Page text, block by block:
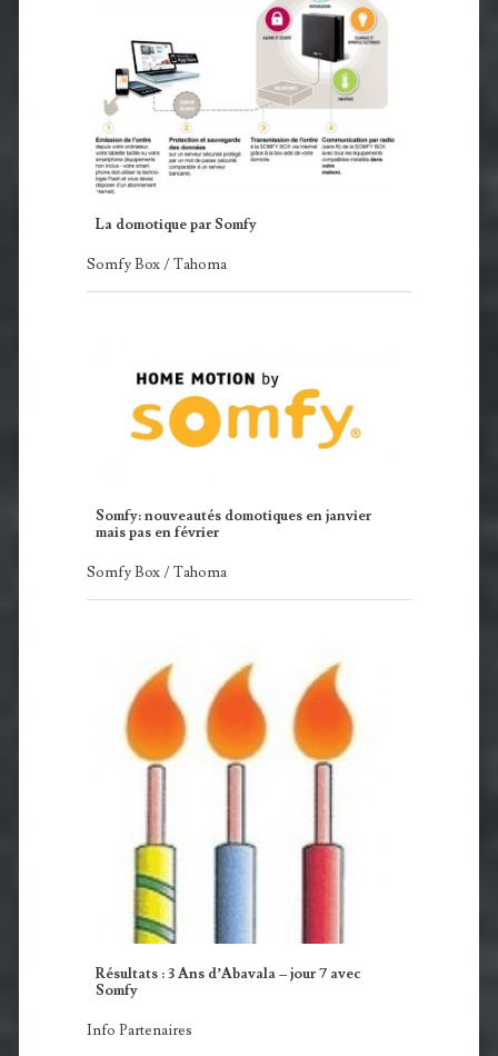
La domotique par Somfy
Somfy Box / Tahoma
Somfy: nouveautés domotiques en janvier
mais pas en février
Somfy Box / Tahoma
Résultats : 3 Ans d’Abavala – jour 7 avec
Somfy
Info Partenaires